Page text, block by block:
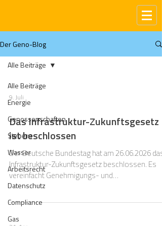
Der Geno-Blog
Alle Beiträge
Energie
Genossenschaften
Steuern
Wasser
Arbeitsrecht
Datenschutz
Compliance
Gas
Alle Beiträge
9. Juli
Das Infrastruktur-Zukunftsgesetz
ist beschlossen
Der Deutsche Bundestag hat am 26.06.2026 das
Infrastruktur-Zukunftsgesetz beschlossen. Es
vereinfacht Genehmigungs- und
Planungsverfahren für Energie- und
Verkehrsinfrastruktur. Das Gesetz gehört zur
föderalen Modernisierungsagenda, die über 200
Maßnahmen umfasst. Wir haben den